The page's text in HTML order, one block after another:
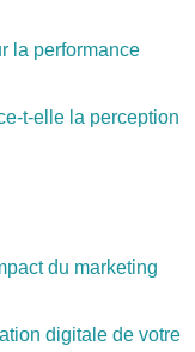
la performance
t-elle la perception
du marketing
digitale de votre